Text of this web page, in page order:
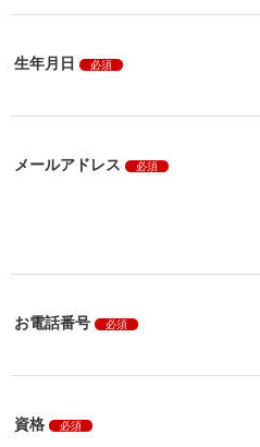
生年月日 必須
メールアドレス 必須
お電話番号 必須
資格 必須